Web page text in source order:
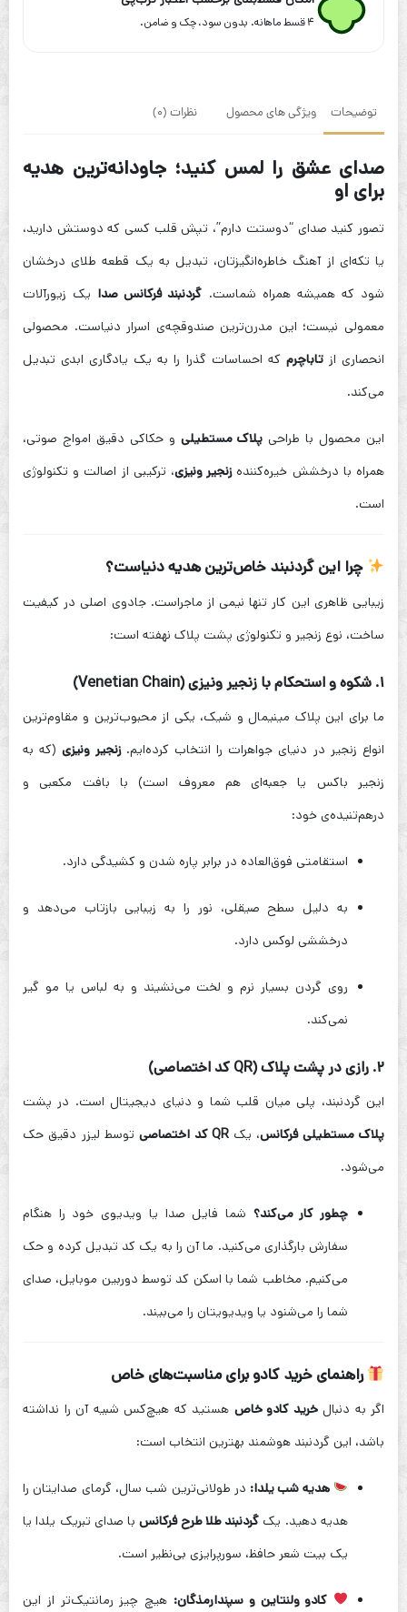
EchoGold
۴ قسط ماهانه. بدون سود، چک و ضامن.
توضیحات ویژگی های محصول نظرات (0)
صدای عشق را لمس کنید؛ جاودانه‌ترین هدیه
برای او
تصور کنید صدای “دوستت دارم”، تپش قلب کسی که دوستش دارید،
یا تکه‌ای از آهنگ خاطره‌انگیزتان، تبدیل به یک قطعه طلای درخشان
شود که همیشه همراه شماست. گردنبند فرکانس صدا یک زیورآلات
معمولی نیست؛ این مدرن‌ترین صندوقچه‌ی اسرار دنیاست. محصولی
انحصاری ازتاباچرم که احساسات گذرا را به یک یادگاری ابدی تبدیل
می‌کند.
این محصول با طراحی پلاک مستطیلی و حکاکی دقیق امواج صوتی،
همراه با درخشش خیره‌کنندهزنجیر ونیزی، ترکیبی از اصالت و تکنولوژی
است.
چرا این گردنبند خاص‌ترین هدیه دنیاست؟
زیبایی ظاهری این کار تنها نیمی از ماجراست. جادوی اصلی در کیفیت
ساخت، نوع زنجیر و تکنولوژی پشت پلاک نهفته است:
۱. شکوه و استحکام با زنجیر ونیزی (Venetian Chain)
ما برای این پلاک مینیمال و شیک، یکی از محبوب‌ترین و مقاوم‌ترین
انواع زنجیر در دنیای جواهرات را انتخاب کرده‌ایم.زنجیر ونیزی(که به
زنجیر باکس یا جعبه‌ای هم معروف است) با بافت مکعبی و
درهم‌تنیده‌ی خود:
استقامتی فوق‌العاده در برابر پاره شدن و کشیدگی دارد.
به دلیل سطح صیقلی، نور را به زیبایی بازتاب می‌دهد و
درخششی لوکس دارد.
روی گردن بسیار نرم و لخت می‌نشیند و به لباس یا مو گیر
نمی‌کند.
۲. رازی در پشت پلاک (QR کد اختصاصی)
این گردنبند، پلی میان قلب شما و دنیای دیجیتال است. در پشت
پلاک مستطیلی فرکانس، یکQR کد اختصاصی
توسط لیزر دقیق حک
می‌شود.
چطور کار می‌کند؟ شما فایل صدا یا ویدیوی خود را هنگام
سفارش بارگذاری می‌کنید. ما آن را به یک کد تبدیل کرده و حک
می‌کنیم. مخاطب شما با اسکن کد توسط دوربین موبایل، صدای
شما را می‌شنود یا ویدیویتان را می‌بیند.
راهنمای خرید کادو برای مناسبت‌های خاص
اگر به دنبالخرید کادو خاص هستید که هیچ‌کس شبیه آن را نداشته
باشد، این گردنبند هوشمند بهترین انتخاب است:
هدیه شب یلدا: در طولانی‌ترین شب سال، گرمای صدایتان را
هدیه دهید. یک گردنبند طلا طرح فرکانسبا صدای تبریک یلدا یا
یک بیت شعر حافظ، سورپرایزی بی‌نظیر است.
کادو ولنتاین و سپندارمذگان: هیچ چیز رمانتیک‌تر از این